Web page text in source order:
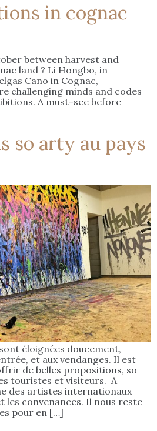
in cognac
between harvest and
land ? Li Hongbo, in
Cano in Cognac,
challenging minds and codes
A must-see before
so arty au pays
éloignées doucement,
et aux vendanges. Il est
de belles propositions, so
touristes et visiteurs. A
des artistes internationaux
les convenances. Il nous reste
pour en […]